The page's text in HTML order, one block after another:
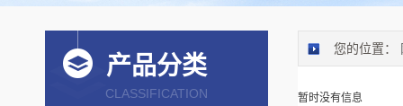
产品分类
CLASSIFICATION
您的位置：
暂时没有信息